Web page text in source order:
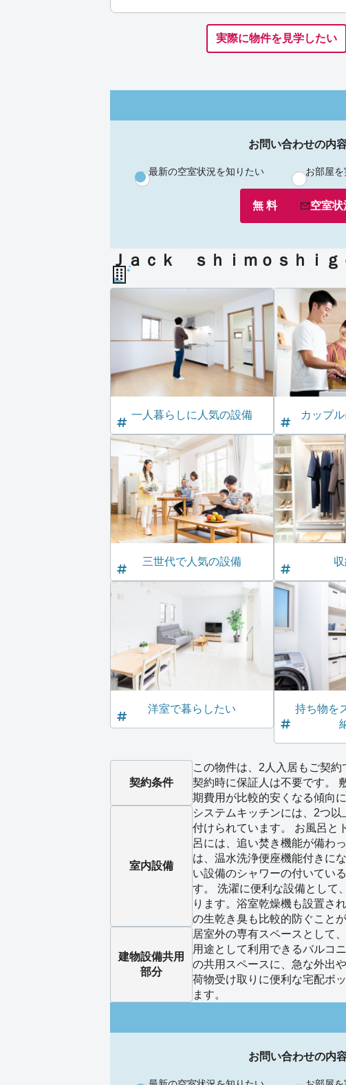
実際に物件を見学したい
お問い合わせの内
最新の空室状況を知りたい お部屋
無 料 空室状
Ｊａｃｋ ｓｈｉｍｏｓｈｉ
一人暮らしに人気の設備 カップ
三世代で人気の設備
洋室で暮らしたい
持ち物を
契約条件
この物件は、2人入居もご契
契約時に保証人は不要です。
期費用が比較的安くなる傾向に
室内設備
システムキッチンには、2つ以
付けられています。 お風呂と
呂には、追い焚き機能が備わ
は、温水洗浄便座機能付きに
い設備のシャワーの付いてい
す。 洗濯に便利な設備として
ります。浴室乾燥機も設置さ
の生乾き臭も比較的防ぐことが
建物設備共用
部分
居室外の専有スペースとして
用途として利用できるバルコ
の共用スペースに、急な外出
荷物受け取りに便利な宅配ボ
ます。
お問い合わせの内